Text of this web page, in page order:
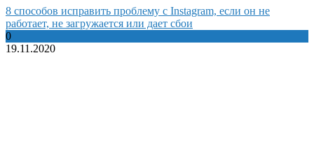
8 способов исправить проблему с Instagram, если он не
работает, не загружается или дает сбои
0
19.11.2020